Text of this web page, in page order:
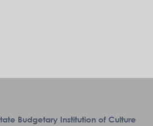
Budgetary Institution of Culture